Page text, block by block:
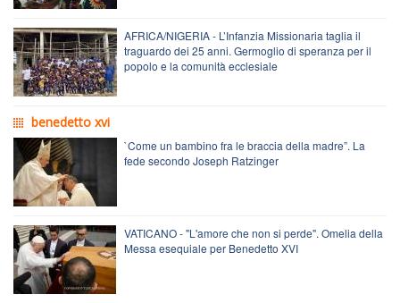
AFRICA/NIGERIA - L’Infanzia Missionaria taglia il
traguardo dei 25 anni. Germoglio di speranza per il
popolo e la comunità ecclesiale
benedetto xvi
`Come un bambino fra le braccia della madre”. La
fede secondo Joseph Ratzinger
VATICANO - "L'amore che non si perde". Omelia della
Messa esequiale per Benedetto XVI